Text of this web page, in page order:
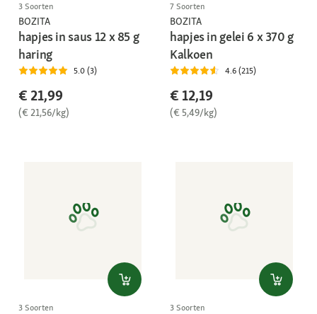
3 Soorten
BOZITA
hapjes in saus 12 x 85 g
haring
5.0 (3)
€ 21,99
(€ 21,56/kg)
7 Soorten
BOZITA
hapjes in gelei 6 x 370 g
Kalkoen
4.6 (215)
€ 12,19
(€ 5,49/kg)
3 Soorten 3 Soorten